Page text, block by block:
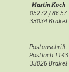
Martin Koch
05272 / 86 57
33034 Brakel
Postanschrift:
Postfach 1143
33026 Brakel